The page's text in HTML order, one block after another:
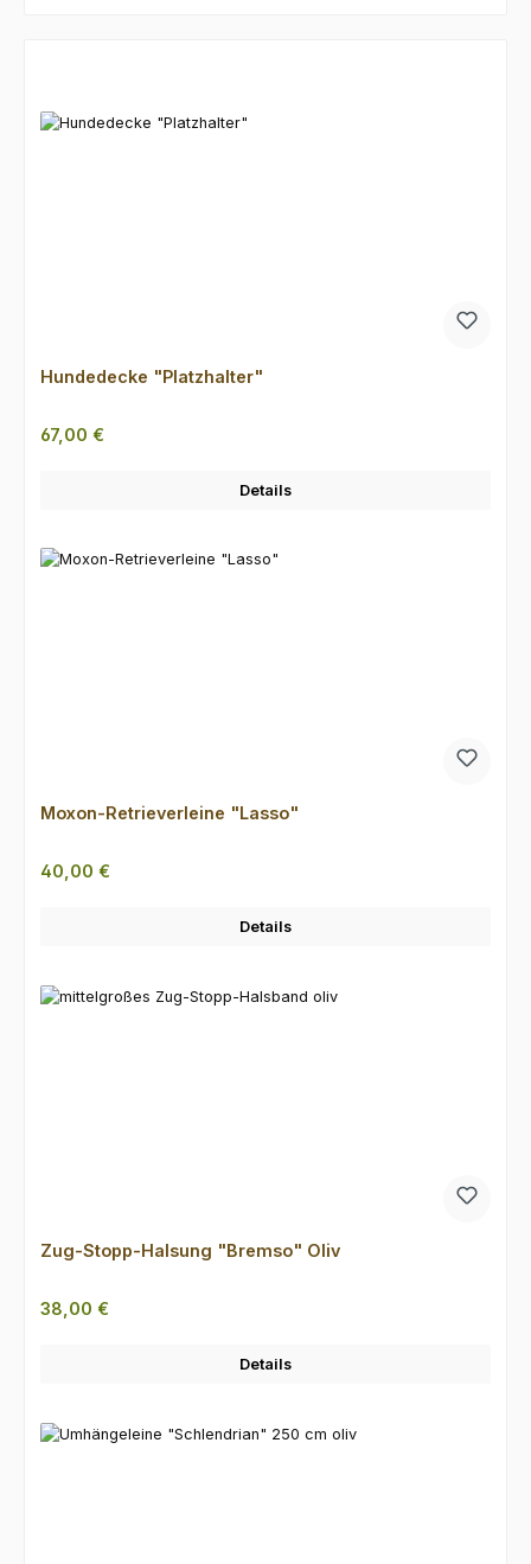
Hundedecke "Platzhalter"
Regulärer Preis:
67,00 €
Details
Moxon-Retrieverleine "Lasso"
Regulärer Preis:
40,00 €
Details
Zug-Stopp-Halsung "Bremso" Oliv
Regulärer Preis:
38,00 €
Details